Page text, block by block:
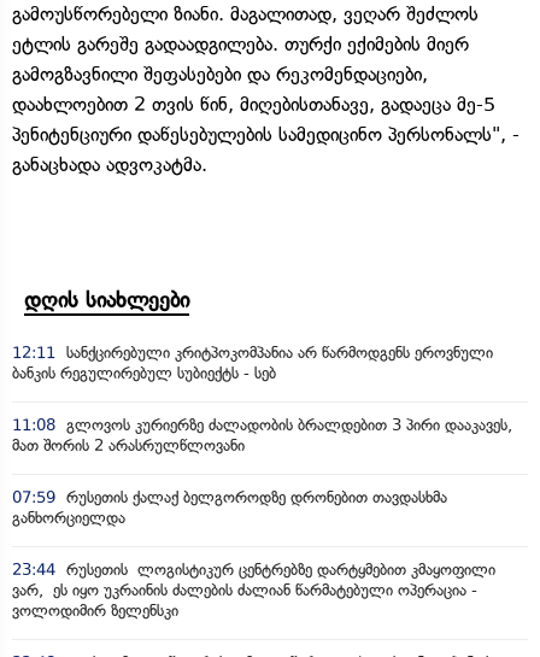
გამოუსწორებელი ზიანი. მაგალითად, ვეღარ შეძლოს
ეტლის გარეშე გადაადგილება. თურქი ექიმების მიერ
გამოგზავნილი შეფასებები და რეკომენდაციები,
დაახლოებით 2 თვის წინ, მიღებისთანავე, გადაეცა მე-5
პენიტენციური დაწესებულების სამედიცინო პერსონალს", -
განაცხადა ადვოკატმა.
დღის სიახლეები
12:11
სანქცირებული კრიტპოკომპანია არ წარმოდგენს ეროვნული
ბანკის რეგულირებულ სუბიექტს - სებ
11:08 გლოვოს კურიერზე ძალადობის ბრალდებით 3 პირი დააკავეს,
მათ შორის 2 არასრულწლოვანი
07:59 რუსეთის ქალაქ ბელგოროდზე დრონებით თავდასხმა
განხორციელდა
23:44 რუსეთის ლოგისტიკურ ცენტრებზე დარტყმებით კმაყოფილი
ვარ, ეს იყო უკრაინის ძალების ძალიან წარმატებული ოპერაცია -
ვოლოდიმირ ზელენსკი